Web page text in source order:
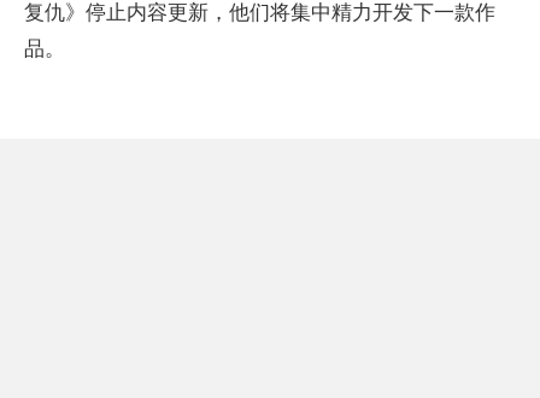
复仇》停止内容更新，他们将集中精力开发下一款作
品。